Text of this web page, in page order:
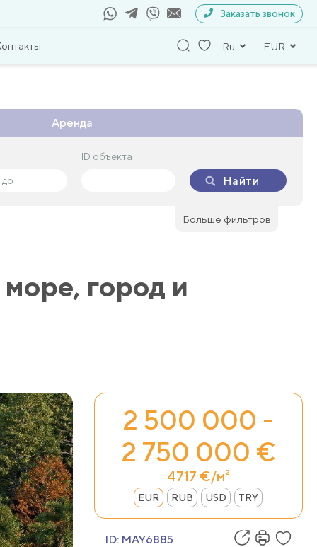
Заказать звонок
Ru EUR
Аренда
ID объекта
Найти
Больше фильтров
ID объекта
Найти
город и
2 500 000 -
2 750 000 €
4717 €/м²
EUR RUB USD TRY
ID: MAY6885